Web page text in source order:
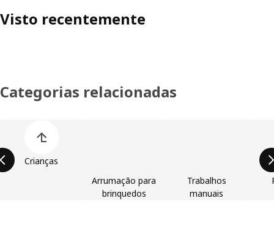
Visto recentemente
Categorias relacionadas
Crianças
Arrumação para
brinquedos
Trabalhos
manuais